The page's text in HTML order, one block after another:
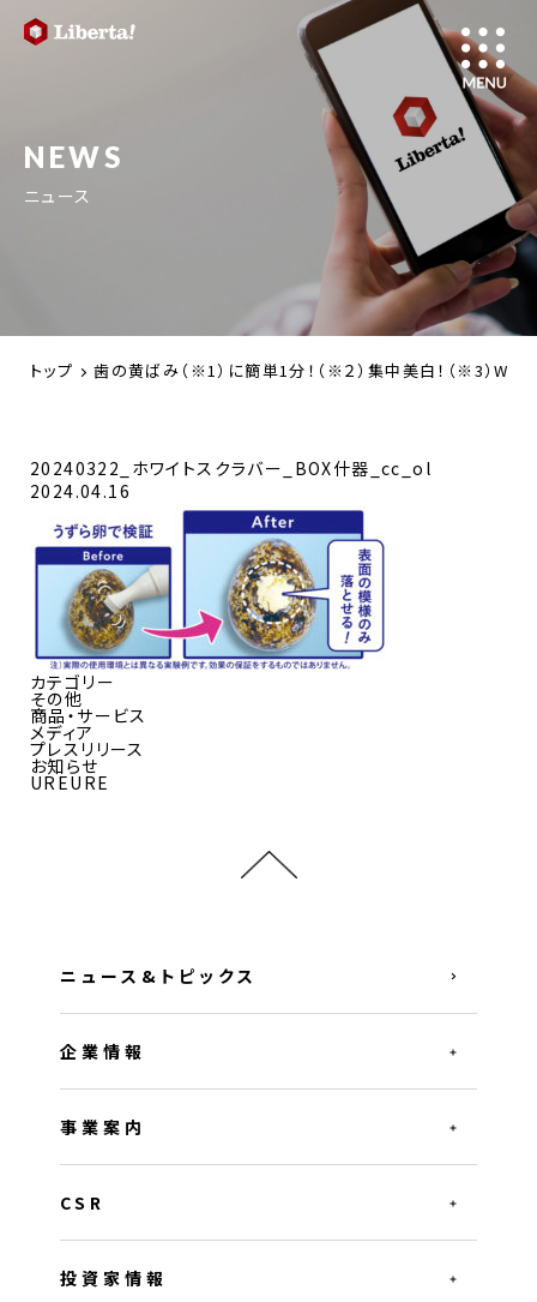
NEWS
ニュース
トップ 歯の黄ばみ（※1）に簡単1分！（※２）集中美白！（※3）W
20240322_ホワイトスクラバー_BOX什器_cc_ol
2024.04.16
カテゴリー
その他
商品・サービス
メディア
プレスリリース
お知らせ
UREURE
ニュース&トピックス
企業情報
事業案内
CSR
投資家情報